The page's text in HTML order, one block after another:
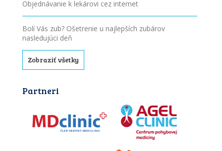
Objednávanie k lekárovi cez internet
Bolí Vás zub? Ošetrenie u najlepších zubárov
nasledujúci deň
Zobraziť všetky
Partneri